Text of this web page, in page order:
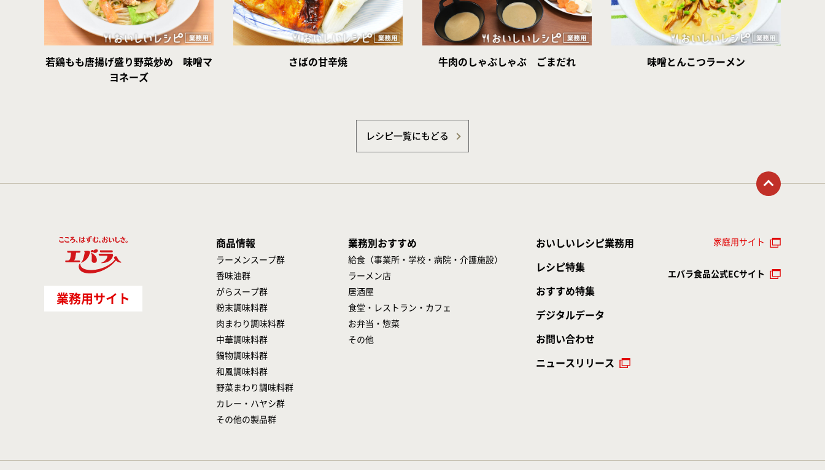
若鶏もも唐揚げ盛り野菜炒め 味噌マ
ヨネーズ
さばの甘辛焼 牛肉のしゃぶしゃぶ ごまだれ 味噌とんこつラーメン
レシピ一覧にもどる
トップに戻る
業務用サイト
商品情報
ラーメンスープ群
香味油群
がらスープ群
粉末調味料群
肉まわり調味料群
中華調味料群
鍋物調味料群
和風調味料群
野菜まわり調味料群
カレー・ハヤシ群
その他の製品群
業務別おすすめ
給食（事業所・学校・病院・介護施設）
ラーメン店
居酒屋
食堂・レストラン・カフェ
お弁当・惣菜
その他
おいしいレシピ業務用
レシピ特集
おすすめ特集
デジタルデータ
お問い合わせ
ニュースリリース
家庭用サイト
エバラ食品公式ECサイト